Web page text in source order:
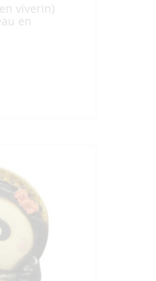
viverin)
en